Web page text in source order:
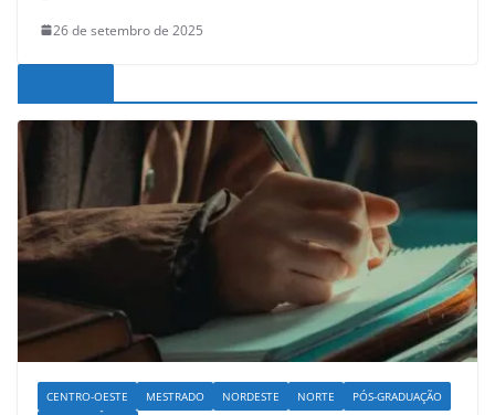
26 de setembro de 2025
CENTRO-OESTE MESTRADO NORDESTE NORTE
PÓS-GRADUAÇÃO